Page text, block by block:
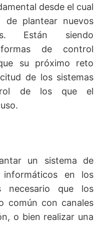
desde el cual
de plantear nuevos
Están siendo
formas de control
su próximo reto
de los sistemas
de los que el
un sistema de
en los
necesario que los
común con canales
o bien realizar una